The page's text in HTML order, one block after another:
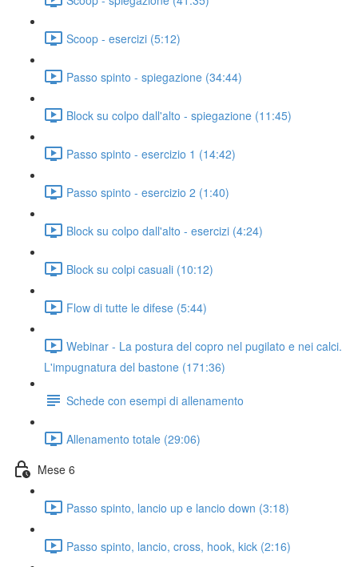
Scoop - esercizi (5:12)
Passo spinto - spiegazione (34:44)
Block su colpo dall'alto - spiegazione (11:45)
Passo spinto - esercizio 1 (14:42)
Passo spinto - esercizio 2 (1:40)
Block su colpo dall'alto - esercizi (4:24)
Block su colpi casuali (10:12)
Flow di tutte le difese (5:44)
Webinar - La postura del copro nel pugilato e nei calci.
L'impugnatura del bastone (171:36)
Schede con esempi di allenamento
Allenamento totale (29:06)
Mese 6
Passo spinto, lancio up e lancio down (3:18)
Passo spinto, lancio, cross, hook, kick (2:16)